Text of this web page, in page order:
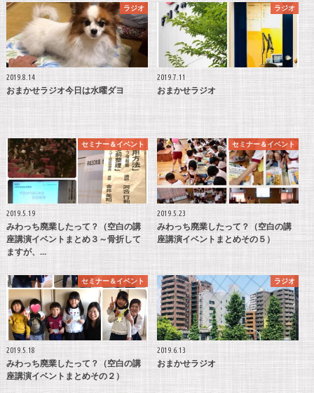
ラジオ
2019.8.14
おまかせラジオ今日は水曜ダヨ
ラジオ
2019.7.11
おまかせラジオ
セミナー＆イベント
2019.5.19
みわっち廃業したって？（空白の講
座講演イベントまとめ３～骨折して
ますが、…
セミナー＆イベント
2019.5.23
みわっち廃業したって？（空白の講
座講演イベントまとめその５）
セミナー＆イベント
2019.5.18
みわっち廃業したって？（空白の講
座講演イベントまとめその２）
ラジオ
2019.6.13
おまかせラジオ